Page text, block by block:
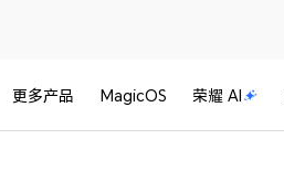
更多产品 MagicOS 荣耀 AI